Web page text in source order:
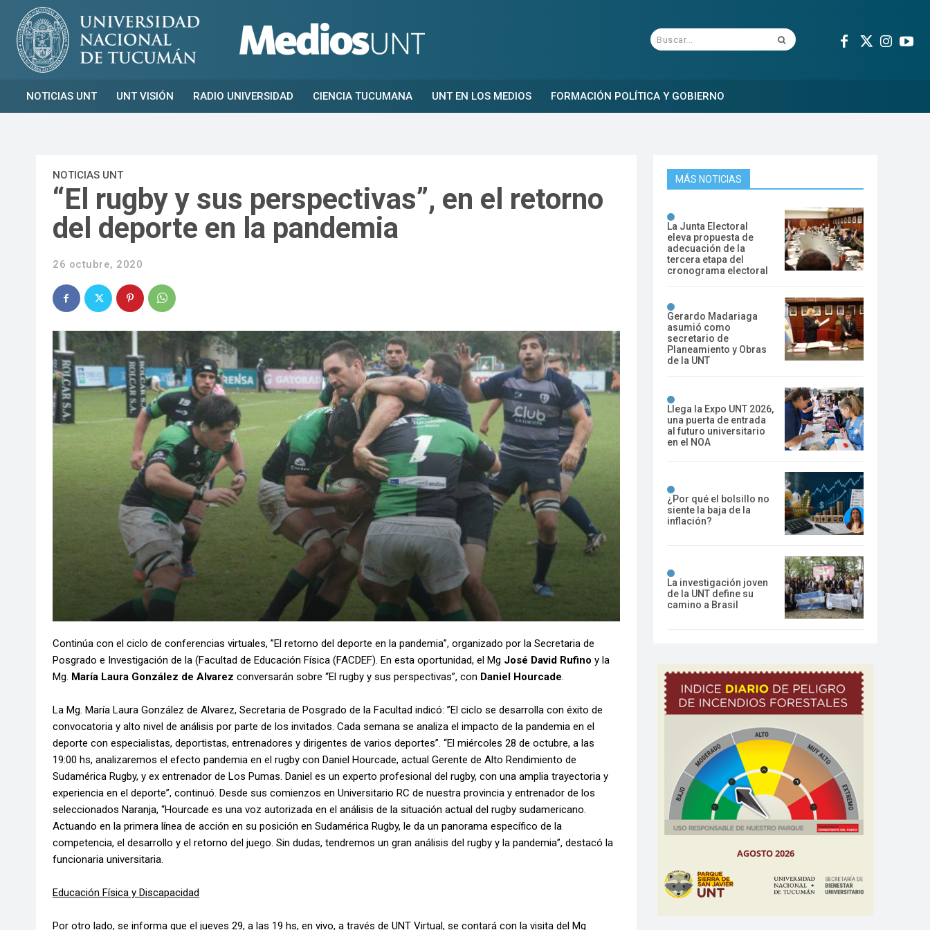
Buscar...
NOTICIAS UNT UNT VISIÓN RADIO UNIVERSIDAD CIENCIA TUCUMANA UNT EN LOS MEDIOS FORMACIÓN POLÍTICA Y GOBIERNO
NOTICIAS UNT
“El rugby y sus perspectivas”, en el retorno
del deporte en la pandemia
26 octubre, 2020
Continúa con el ciclo de conferencias virtuales, ”El retorno del deporte en la pandemia”, organizado por la Secretaria de
Posgrado e Investigación de la (Facultad de Educación Física (FACDEF). En esta oportunidad, el Mg José David Rufino y la
Mg. María Laura González de Alvarez conversarán sobre “El rugby y sus perspectivas”, con Daniel Hourcade.
La Mg. María Laura González de Alvarez, Secretaria de Posgrado de la Facultad indicó: ”El ciclo se desarrolla con éxito de
convocatoria y alto nivel de análisis por parte de los invitados. Cada semana se analiza el impacto de la pandemia en el
deporte con especialistas, deportistas, entrenadores y dirigentes de varios deportes”. “El miércoles 28 de octubre, a las
19:00 hs, analizaremos el efecto pandemia en el rugby con Daniel Hourcade, actual Gerente de Alto Rendimiento de
Sudamérica Rugby, y ex entrenador de Los Pumas. Daniel es un experto profesional del rugby, con una amplia trayectoria y
experiencia en el deporte”, continuó. Desde sus comienzos en Universitario RC de nuestra provincia y entrenador de los
seleccionados Naranja, “Hourcade es una voz autorizada en el análisis de la situación actual del rugby sudamericano.
Actuando en la primera línea de acción en su posición en Sudamérica Rugby, le da un panorama específico de la
competencia, el desarrollo y el retorno del juego. Sin dudas, tendremos un gran análisis del rugby y la pandemia”, destacó la
funcionaria universitaria.
Educación Física y Discapacidad
Por otro lado, se informa que el jueves 29, a las 19 hs, en vivo, a través de UNT Virtual, se contará con la visita del Mg
MÁS NOTICIAS
La Junta Electoral
eleva propuesta de
adecuación de la
tercera etapa del
cronograma electoral
Gerardo Madariaga
asumió como
secretario de
Planeamiento y Obras
de la UNT
Llega la Expo UNT 2026,
una puerta de entrada
al futuro universitario
en el NOA
¿Por qué el bolsillo no
siente la baja de la
inflación?
La investigación joven
de la UNT define su
camino a Brasil